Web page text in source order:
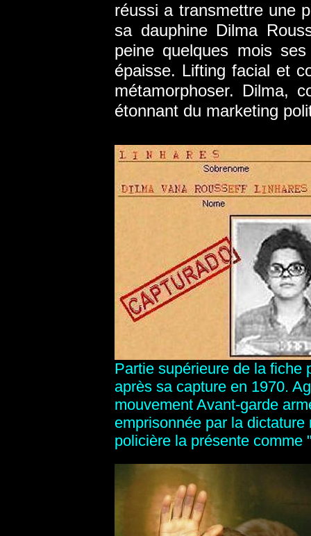
réussi a transmettre une
sa dauphine Dilma
peine quelques mois
épaisse. Lifting facial et
métamorphoser. Dilma,
étonnant du marketing
Partie supérieure de la fiche
après sa capture en 1970.
mouvement Avant-garde
emprisonnée par la
policière la présente comme